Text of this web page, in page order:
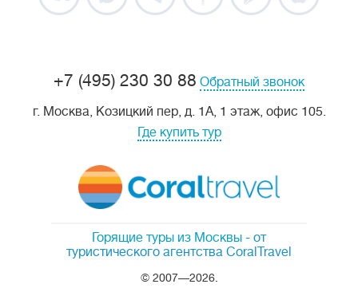
Горящие туры из Москвы - от
туристического агентства CoralTravel
© 2007—2026.
+7 (495) 230 30 88 Обратный звонок
г. Москва, Козицкий пер, д. 1А, 1 этаж, офис 105.
Где купить тур